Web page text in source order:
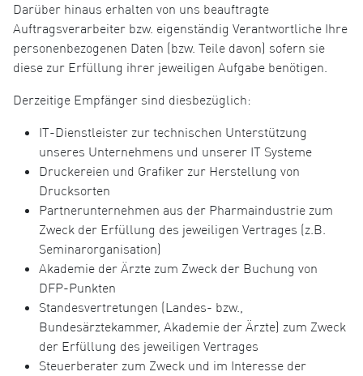
Darüber hinaus erhalten von uns beauftragte
Auftragsverarbeiter bzw. eigenständig Verantwortliche Ihre
personenbezogenen Daten (bzw. Teile davon) sofern sie
diese zur Erfüllung ihrer jeweiligen Aufgabe benötigen.
Derzeitige Empfänger sind diesbezüglich:
IT-Dienstleister zur technischen Unterstützung
unseres Unternehmens und unserer IT Systeme
Druckereien und Grafiker zur Herstellung von
Drucksorten
Partnerunternehmen aus der Pharmaindustrie zum
Zweck der Erfüllung des jeweiligen Vertrages (z.B.
Seminarorganisation)
Akademie der Ärzte zum Zweck der Buchung von
DFP-Punkten
Standesvertretungen (Landes- bzw.,
Bundesärztekammer, Akademie der Ärzte) zum Zweck
der Erfüllung des jeweiligen Vertrages
Steuerberater zum Zweck und im Interesse der